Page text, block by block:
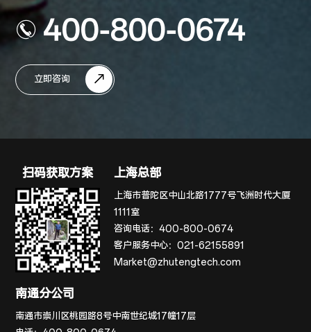
400-800-0674
立即咨询
扫码获取方案 上海总部
上海市普陀区中山北路1777号飞洲时代大厦
1111室
咨询电话：400-800-0674
客户服务中心：021-62155891
Market@zhutengtech.com
南通分公司
南通市崇川区桃园路8号中南世纪城17幢17层